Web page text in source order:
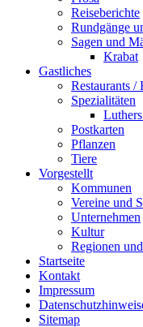
Reiseberichte
Rundgänge
Sagen und
Krabat
Gastliches
Restaurants /
Spezialitäten
Postkarten
Pflanzen
Tiere
Vorgestellt
Kommunen
Vereine und
Unternehmen
Kultur
Regionen
Startseite
Kontakt
Impressum
Sitemap